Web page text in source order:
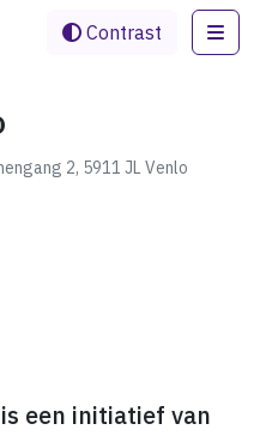
Contrast
2, 5911 JL Venlo
een initiatief van